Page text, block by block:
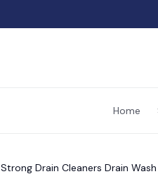
Home
Strong Drain Cleaners Drain